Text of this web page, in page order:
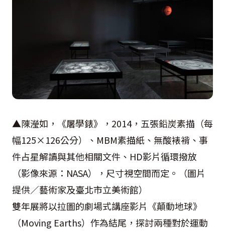
▲陳瀅如，《屠學錶》，2014，五張鉛炭素描（每
幅125×126公分）、MBM素描紙、無酸裱褙、事
件占星解讀與其他相關文件、HD影片循環撥放
（影像來源：NASA），尺寸視空間而定。（圖片
提供／藝術家及臺北市立美術館）
雙年展將以拉圖的劇場式講座影片《顛動地球》
（Moving Earths）作為結尾，探討兩種對於運動